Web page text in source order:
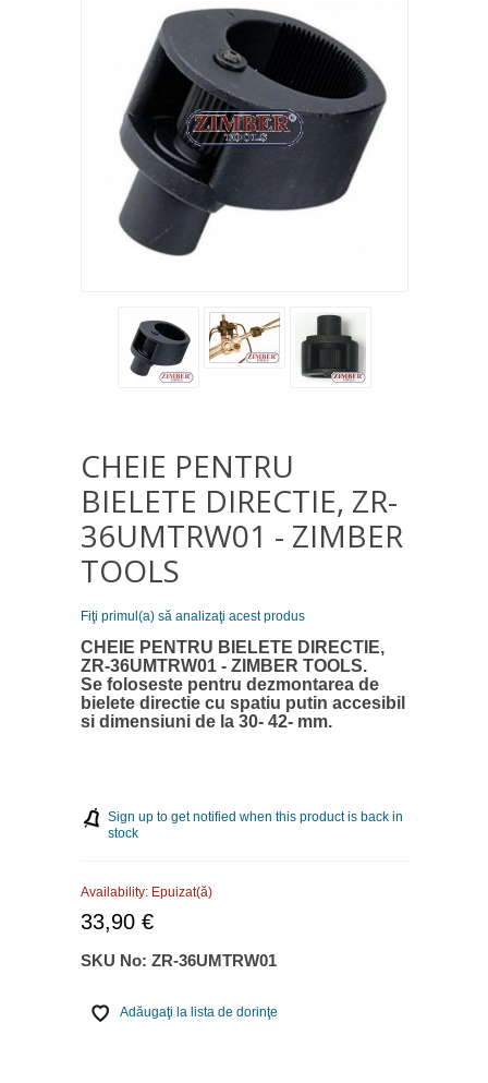
CHEIE PENTRU
BIELETE DIRECTIE, ZR-
36UMTRW01 - ZIMBER
TOOLS
Fiţi primul(a) să analizaţi acest produs
CHEIE PENTRU BIELETE DIRECTIE,
ZR-36UMTRW01 - ZIMBER TOOLS.
Se foloseste pentru dezmontarea de
bielete directie cu spatiu putin accesibil
si dimensiuni de la 30- 42- mm.
Sign up to get notified when this product is back in
stock
Availability: Epuizat(ă)
33,90 €
SKU No: ZR-36UMTRW01
Adăugaţi la lista de dorinţe